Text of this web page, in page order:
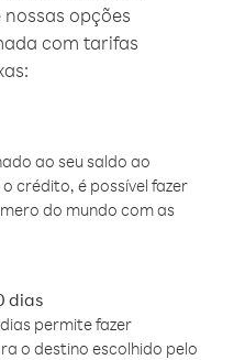
opções
com tarifas
ao seu saldo ao
crédito, é possível fazer
do mundo com as
dias
permite fazer
o destino escolhido pelo